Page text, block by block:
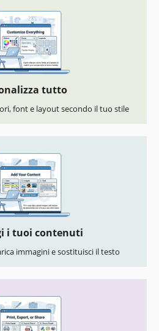
tutto
font e layout secondo il tuo stile
i tuoi contenuti
immagini e sostituisci il testo